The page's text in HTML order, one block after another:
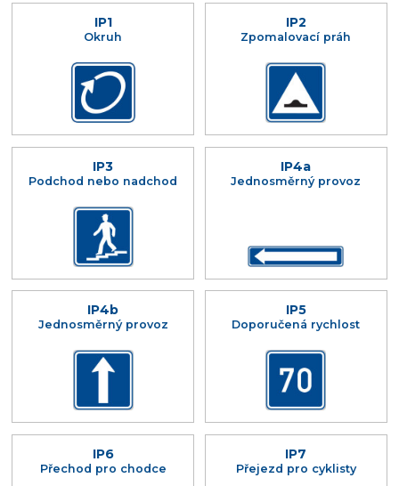
IP1
Okruh
IP2
Zpomalovací práh
IP3
Podchod nebo nadchod
IP4a
Jednosměrný provoz
IP4b
Jednosměrný provoz
IP5
Doporučená rychlost
IP6
Přechod pro chodce
IP7
Přejezd pro cyklisty